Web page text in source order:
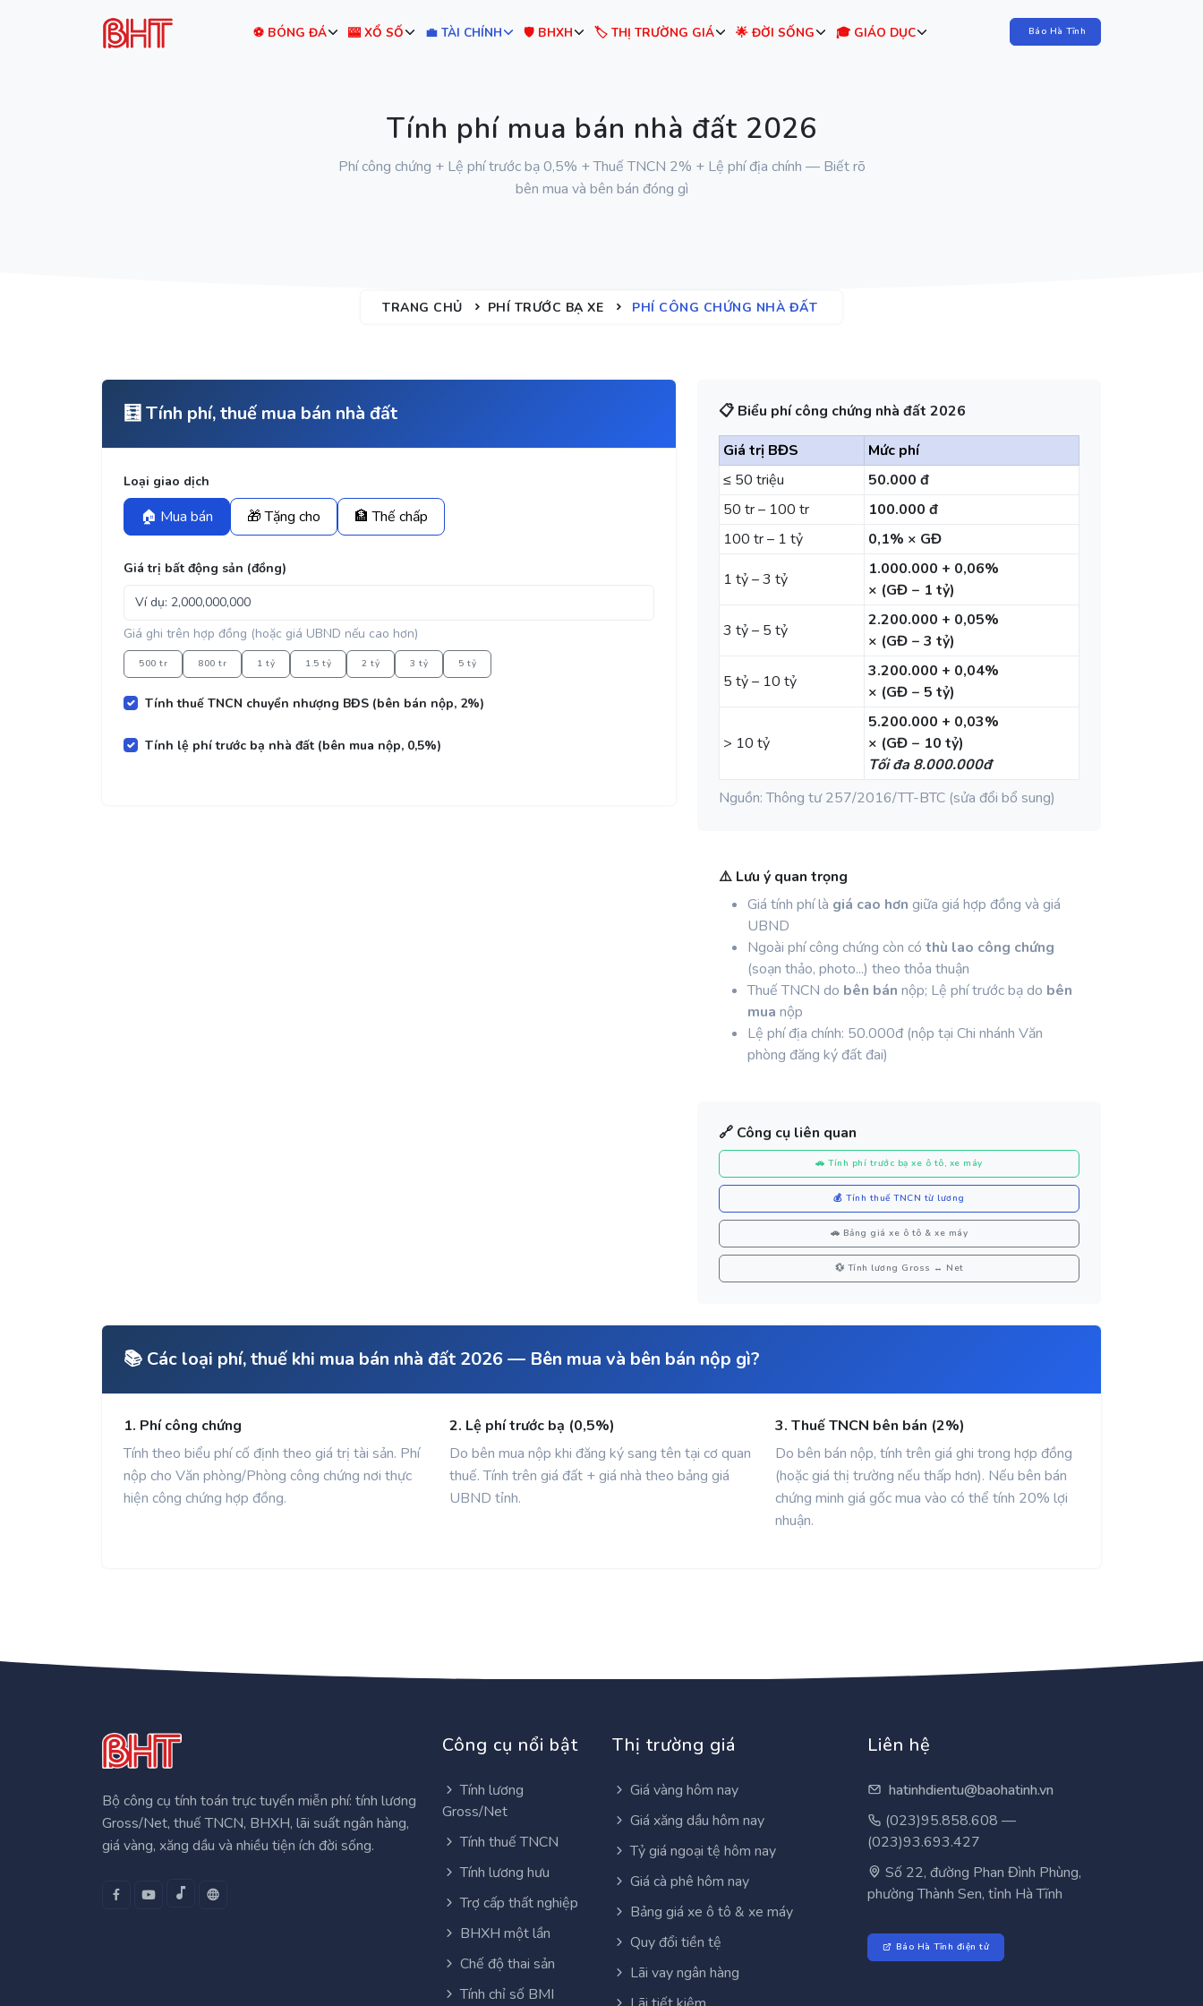
Báo Hà Tĩnh
⚽ BÓNG ĐÁ 🎰 XỔ SỐ 💼 TÀI CHÍNH 🛡️ BHXH 🏷️ THỊ TRƯỜNG GIÁ 🌟 ĐỜI SỐNG 🎓 GIÁO DỤC
Tính phí mua bán nhà đất 2026
Phí công chứng + Lệ phí trước bạ 0,5% + Thuế TNCN 2% + Lệ phí địa chính — Biết rõ
bên mua và bên bán đóng gì
TRANG CHỦ PHÍ TRƯỚC BẠ XE PHÍ CÔNG CHỨNG NHÀ ĐẤT
🧮 Tính phí, thuế mua bán nhà đất
Loại giao dịch
🏠 Mua bán 🎁 Tặng cho 🏦 Thế chấp
Giá trị bất động sản (đồng)
Giá ghi trên hợp đồng (hoặc giá UBND nếu cao hơn)
500 tr 800 tr 1 tỷ 1.5 tỷ 2 tỷ 3 tỷ 5 tỷ
Tính thuế TNCN chuyển nhượng BĐS (bên bán nộp, 2%)
Tính lệ phí trước bạ nhà đất (bên mua nộp, 0,5%)
📋 Biểu phí công chứng nhà đất 2026
Giá trị BĐS
Mức phí
≤ 50 triệu
50.000 đ
50 tr – 100 tr
100.000 đ
100 tr – 1 tỷ
0,1% × GĐ
1 tỷ – 3 tỷ
1.000.000 + 0,06%
× (GĐ − 1 tỷ)
3 tỷ – 5 tỷ
2.200.000 + 0,05%
× (GĐ − 3 tỷ)
5 tỷ – 10 tỷ
3.200.000 + 0,04%
× (GĐ − 5 tỷ)
> 10 tỷ
5.200.000 + 0,03%
× (GĐ − 10 tỷ)
Tối đa 8.000.000đ
Nguồn: Thông tư 257/2016/TT-BTC (sửa đổi bổ sung)
⚠️ Lưu ý quan trọng
Giá tính phí là giá cao hơn giữa giá hợp đồng và giá
UBND
Ngoài phí công chứng còn có thù lao công chứng
(soạn thảo, photo...) theo thỏa thuận
Thuế TNCN do bên bán nộp; Lệ phí trước bạ do bên
mua nộp
Lệ phí địa chính: 50.000đ (nộp tại Chi nhánh Văn
phòng đăng ký đất đai)
🔗 Công cụ liên quan
🚗 Tính phí trước bạ xe ô tô, xe máy
💰 Tính thuế TNCN từ lương
🚗 Bảng giá xe ô tô & xe máy
💱 Tính lương Gross ↔ Net
📚 Các loại phí, thuế khi mua bán nhà đất 2026 — Bên mua và bên bán nộp gì?
1. Phí công chứng
Tính theo biểu phí cố định theo giá trị tài sản. Phí
nộp cho Văn phòng/Phòng công chứng nơi thực
hiện công chứng hợp đồng.
2. Lệ phí trước bạ (0,5%)
Do bên mua nộp khi đăng ký sang tên tại cơ quan
thuế. Tính trên giá đất + giá nhà theo bảng giá
UBND tỉnh.
3. Thuế TNCN bên bán (2%)
Do bên bán nộp, tính trên giá ghi trong hợp đồng
(hoặc giá thị trường nếu thấp hơn). Nếu bên bán
chứng minh giá gốc mua vào có thể tính 20% lợi
nhuận.
Bộ công cụ tính toán trực tuyến miễn phí: tính lương
Gross/Net, thuế TNCN, BHXH, lãi suất ngân hàng,
giá vàng, xăng dầu và nhiều tiện ích đời sống.
Công cụ nổi bật
Tính lương
Gross/Net
Tính thuế TNCN
Tính lương hưu
Trợ cấp thất nghiệp
BHXH một lần
Chế độ thai sản
Tính chỉ số BMI
Thị trường giá
Giá vàng hôm nay
Giá xăng dầu hôm nay
Tỷ giá ngoại tệ hôm nay
Giá cà phê hôm nay
Bảng giá xe ô tô & xe máy
Quy đổi tiền tệ
Lãi vay ngân hàng
Liên hệ
hatinhdientu@baohatinh.vn
(023)95.858.608 —
(023)93.693.427
Số 22, đường Phan Đình Phùng,
phường Thành Sen, tỉnh Hà Tĩnh
Báo Hà Tĩnh điện tử